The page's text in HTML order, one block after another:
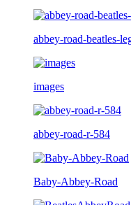
abbey-road-beatles-
images
abbey-road-r-584
Baby-Abbey-Road